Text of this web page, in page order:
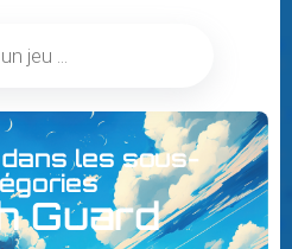
les sous-
Guard